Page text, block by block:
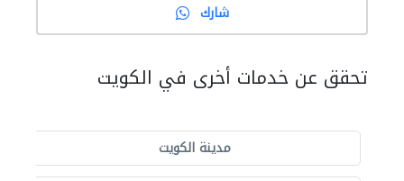
شارك
تحقق عن خدمات أخرى في الكويت
مدينة الكويت